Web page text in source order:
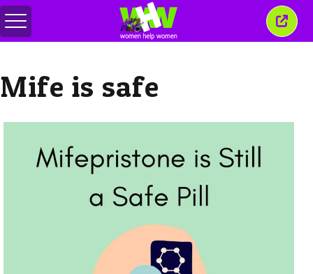
Alternar
menú
esta
Mife is safe